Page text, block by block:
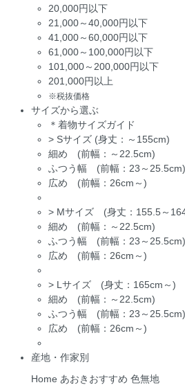
20,000円以下
21,000～40,000円以下
41,000～60,000円以下
61,000～100,000円以下
101,000～200,000円以下
201,000円以上
※税抜価格
サイズから選ぶ
＊着物サイズガイド
> Sサイズ (身丈：～155cm)
細め (前幅：～22.5cm)
ふつう幅 (前幅：23～25.5cm)
広め (前幅：26cm～)
> Mサイズ (身丈：155.5～
細め (前幅：～22.5cm)
ふつう幅 (前幅：23～25.5cm)
広め (前幅：26cm～)
> Lサイズ (身丈：165cm～)
細め (前幅：～22.5cm)
ふつう幅 (前幅：23～25.5cm)
広め (前幅：26cm～)
産地・作家別
Home あおきおすすめ 色無地